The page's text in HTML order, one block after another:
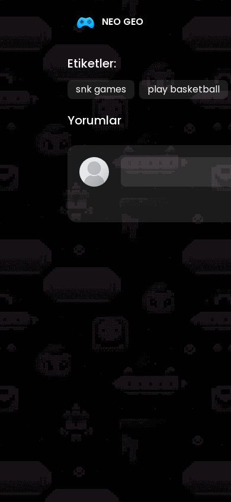
NEO GEO
Etiketler:
snk games play basketball
Yorumlar